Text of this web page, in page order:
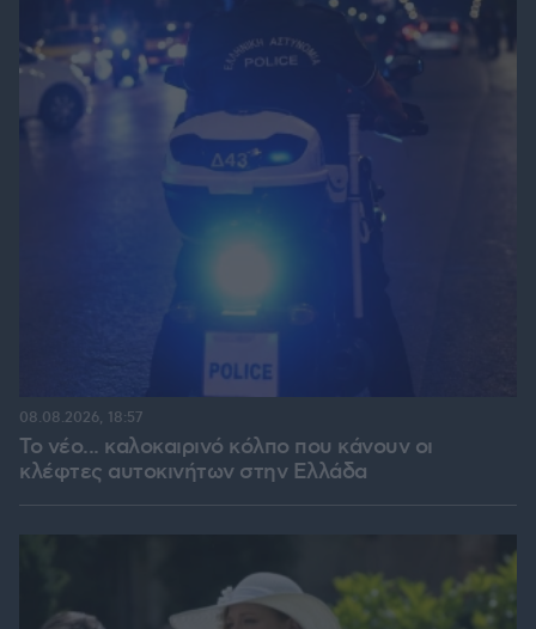
Το νέο... καλοκαιρινό κόλπο που κάνουν οι
κλέφτες αυτοκινήτων στην Ελλάδα
08.08.2026, 18:57